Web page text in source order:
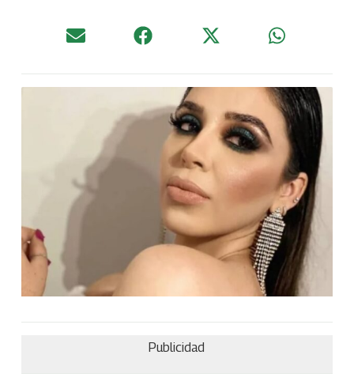
Publicidad